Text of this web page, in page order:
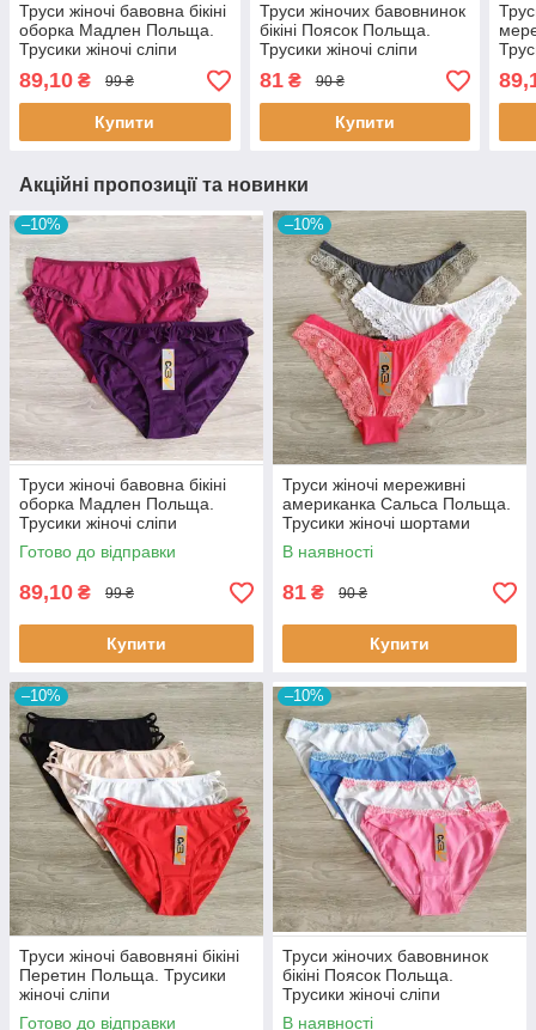
Труси жіночі бавовна бікіні
оборка Мадлен Польща.
Трусики жіночі сліпи
89,10 ₴ 99 ₴
Купити
Труси жіночих бавовнинок
бікіні Поясок Польща.
Трусики жіночі сліпи
81₴ 90 ₴
Купити
Акційні пропозиції та новинки
–10%
Труси жіночі бавовна бікіні
оборка Мадлен Польща.
Трусики жіночі сліпи
Готово до відправки
89,10 ₴ 99 ₴
Купити
–10%
Труси жіночі мереживні
американка Сальса Польща.
Трусики жіночі шортами
В наявності
81 ₴ 90 ₴
Купити
–10%
Труси жіночі бавовняні бікіні
Перетин Польща. Трусики
жіночі сліпи
Готово до відправки
–10%
Труси жіночих бавовнинок
бікіні Поясок Польща.
Трусики жіночі сліпи
В наявності